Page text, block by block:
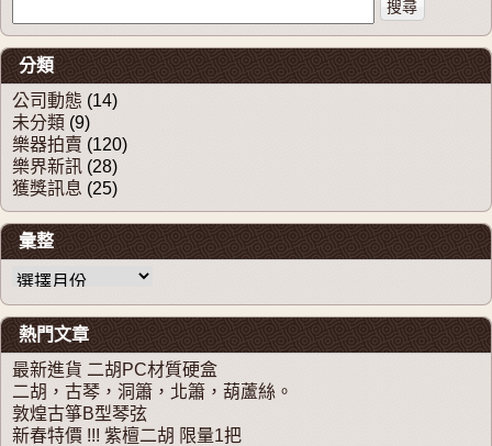
分類
公司動態 (14)
未分類 (9)
樂器拍賣 (120)
樂界新訊 (28)
獲獎訊息 (25)
彙整
彙整
熱門文章
最新進貨 二胡PC材質硬盒
二胡，古琴，洞簫，北簫，葫蘆絲。
敦煌古箏B型琴弦
新春特價 !!! 紫檀二胡 限量1把